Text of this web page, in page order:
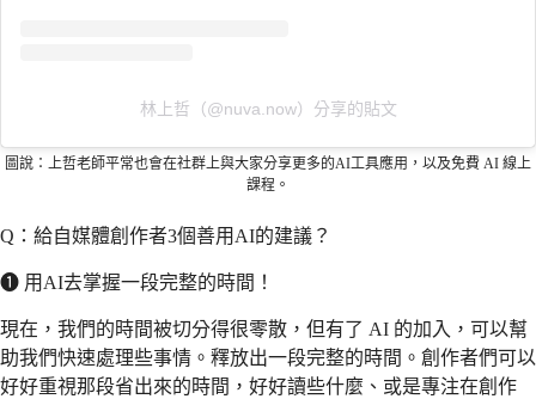
林上哲（@nuva.now）分享的貼文
圖說：上哲老師平常也會在社群上與大家分享更多的AI工具應用，以及免費 AI 線上
課程。
Q：給自媒體創作者3個善用AI的建議？
❶ 用AI去掌握一段完整的時間！
現在，我們的時間被切分得很零散，但有了 AI 的加入，可以幫
助我們快速處理些事情。釋放出一段完整的時間。創作者們可以
好好重視那段省出來的時間，好好讀些什麼、或是專注在創作